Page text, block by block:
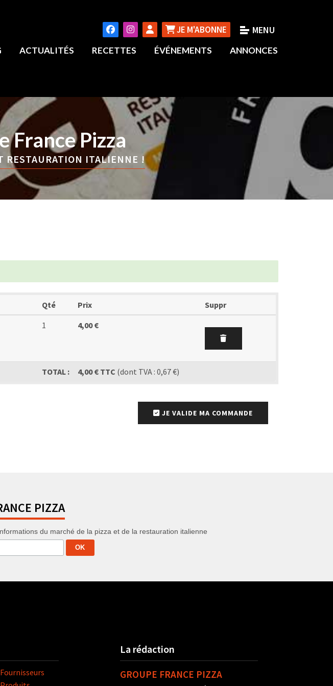
JE M'ABONNE
ACTUALITÉS RECETTES ÉVÉNEMENTS ANNONCES
France Pizza
RESTAURATION ITALIENNE !
Qté Prix
Suppr
1 4,00 €
TOTAL : 4,00 € TTC (dont TVA : 0,67 €)
JE VALIDE MA COMMANDE
PIZZA
du marché de la pizza et de la restauration italienne
Fournisseurs
La rédaction
GROUPE FRANCE PIZZA